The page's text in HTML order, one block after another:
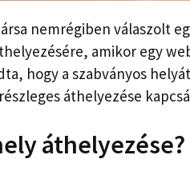
nemrégiben válaszolt
amikor egy
hogy a szabványos
áthelyezése
áthelyezése?